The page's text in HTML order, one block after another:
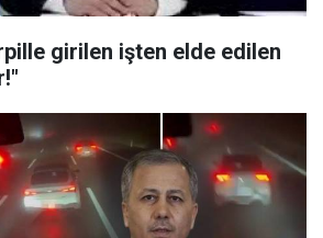
girilen işten elde edilen